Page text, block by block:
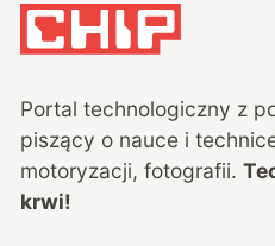
Portal technologiczny z
piszący o nauce i
motoryzacji, fotografii.
krwi!